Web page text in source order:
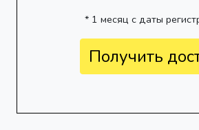
* 1 месяц с даты
Получить